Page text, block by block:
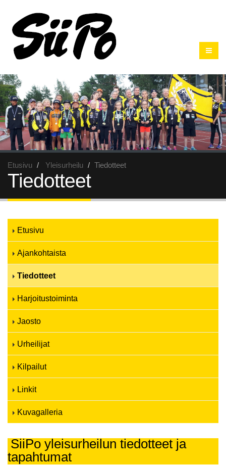
Etusivu Yleisurheilu Tiedotteet
Tiedotteet
Etusivu
Ajankohtaista
Tiedotteet
Harjoitustoiminta
Jaosto
Urheilijat
Kilpailut
Linkit
Kuvagalleria
SiiPo yleisurheilun tiedotteet ja
tapahtumat